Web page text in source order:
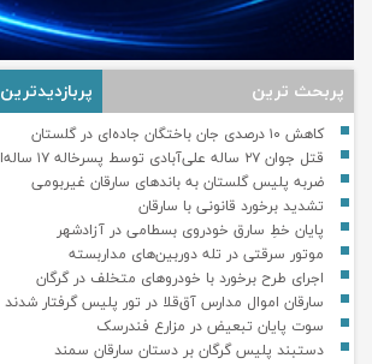
پربازدیدترین پربحث ترین
کاهش ۱۰ درصدی جان باختگان جاده‌ای در گلستان
قتل جوان ۲۷ ساله علی‌آبادی توسط پسرخاله ۱۷ ساله‌اش
ضربه پلیس گلستان به باندهای سارقان غیربومی
تشدید برخورد قانونی با سارقان
پایان خطِ سارق خودروی بسطامی در آزادشهر
موتور سرقتی در تله دوربین‌های مداربسته
اجرای طرح برخورد با خودروهای متخلف در گرگان
سارقان اموال مدارس آق‌قلا در تور پلیس گرفتار شدند
سوت پایان تبعیض در مزارع فندرسک
دستبند پلیس گرگان بر دستان سارقان سمند